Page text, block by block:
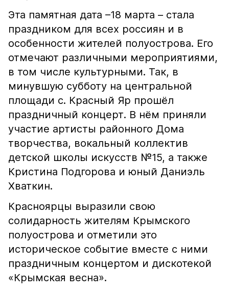
Эта памятная дата –18 марта – стала
праздником для всех россиян и в
особенности жителей полуострова. Его
отмечают различными мероприятиями,
в том числе культурными. Так, в
минувшую субботу на центральной
площади с. Красный Яр прошёл
праздничный концерт. В нём приняли
участие артисты районного Дома
творчества, вокальный коллектив
детской школы искусств №15, а также
Кристина Подгорова и юный Даниэль
Хваткин.⠀
Красноярцы выразили свою
солидарность жителям Крымского
полуострова и отметили это
историческое событие вместе с ними
праздничным концертом и дискотекой
«Крымская весна».